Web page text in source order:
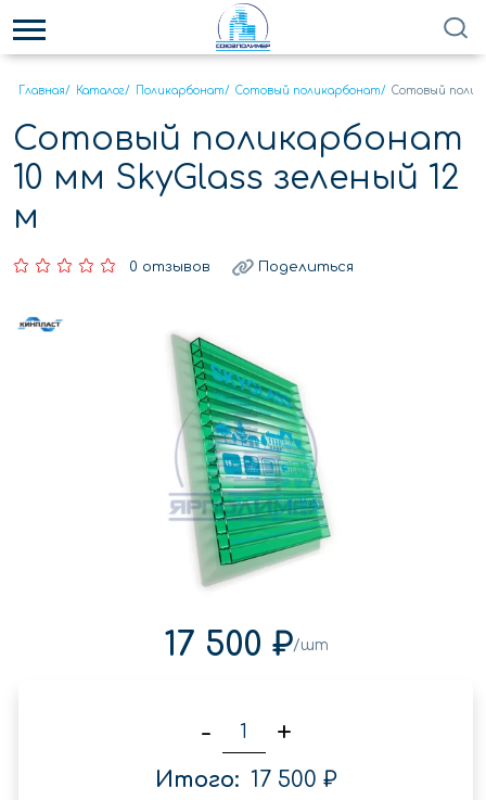
Главная/ Каталог/ Поликарбонат/ Сотовый поликарбонат/ Сотовый
Сотовый поликарбонат
10 мм SkyGlass зеленый 12
м
0 отзывов Поделиться
17 500 ₽/шт
- +
Итого: 17 500 ₽